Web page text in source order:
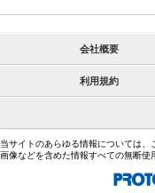
会社概要
利用規約
当サイトのあらゆる情報については、
画像などを含めた情報すべての無断使